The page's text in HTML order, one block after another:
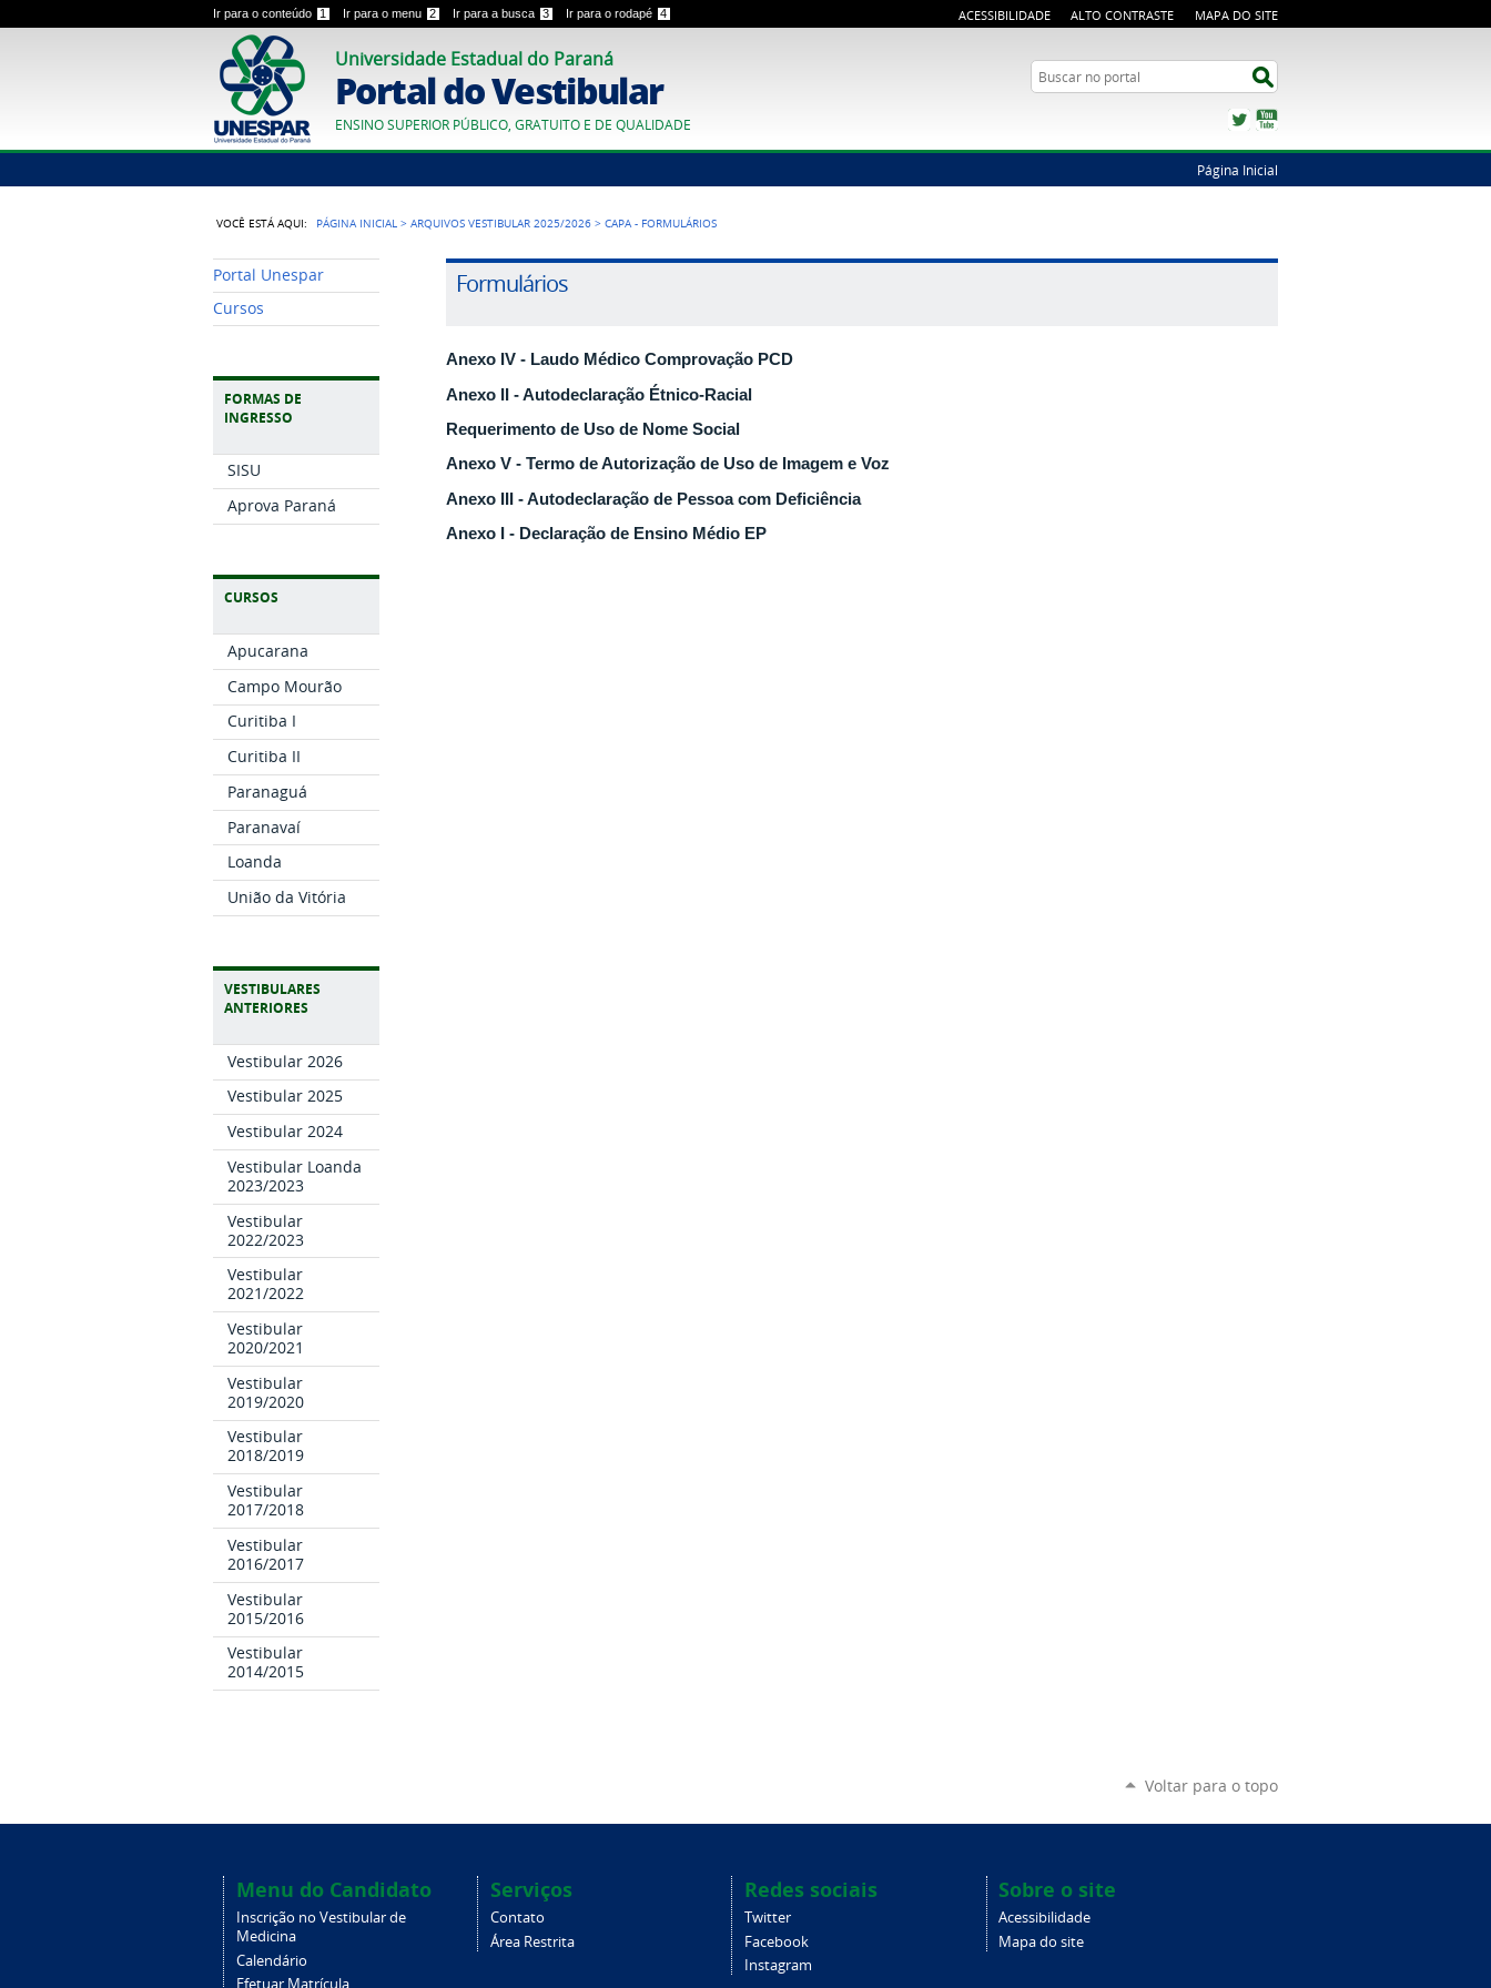
Ir para o conteúdo 1 Ir para o menu 2 Ir para a busca 3 Ir para o rodapé 4 ACESSIBILIDADE ALTO CONTRASTE MAPA DO SITE
Universidade Estadual do Paraná
Portal do Vestibular
ENSINO SUPERIOR PÚBLICO, GRATUITO E DE QUALIDADE
Busca
Twitter
Página Inicial
VOCÊ ESTÁ AQUI: PÁGINA INICIAL >ARQUIVOS VESTIBULAR 2025/2026 >CAPA - FORMULÁRIOS
Portal Unespar
Cursos
FORMAS DE
INGRESSO
SISU
Aprova Paraná
CURSOS
Apucarana
Campo Mourão
Curitiba I
Curitiba II
Paranaguá
Paranavaí
Loanda
União da Vitória
VESTIBULARES
ANTERIORES
Vestibular 2026
Vestibular 2025
Vestibular 2024
Vestibular Loanda
2023/2023
Vestibular
2022/2023
Vestibular
2021/2022
Vestibular
2020/2021
Vestibular
2019/2020
Vestibular
2018/2019
Vestibular
2017/2018
Vestibular
2016/2017
Vestibular
2015/2016
Vestibular
2014/2015
Formulários
Anexo IV - Laudo Médico Comprovação PCD
Anexo II - Autodeclaração Étnico-Racial
Requerimento de Uso de Nome Social
Anexo V - Termo de Autorização de Uso de Imagem e Voz
Anexo III - Autodeclaração de Pessoa com Deficiência
Anexo I - Declaração de Ensino Médio EP
Voltar para o topo
Menu do Candidato
Inscrição no Vestibular de
Medicina
Calendário
Efetuar Matrícula
Serviços
Contato
Área Restrita
Redes sociais
Twitter
Facebook
Instagram
Sobre o site
Acessibilidade
Mapa do site